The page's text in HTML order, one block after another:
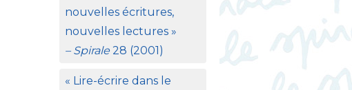
nouvelles écritures,
nouvelles lectures »
– Spirale28 (2001)
« Lire-écrire dans le